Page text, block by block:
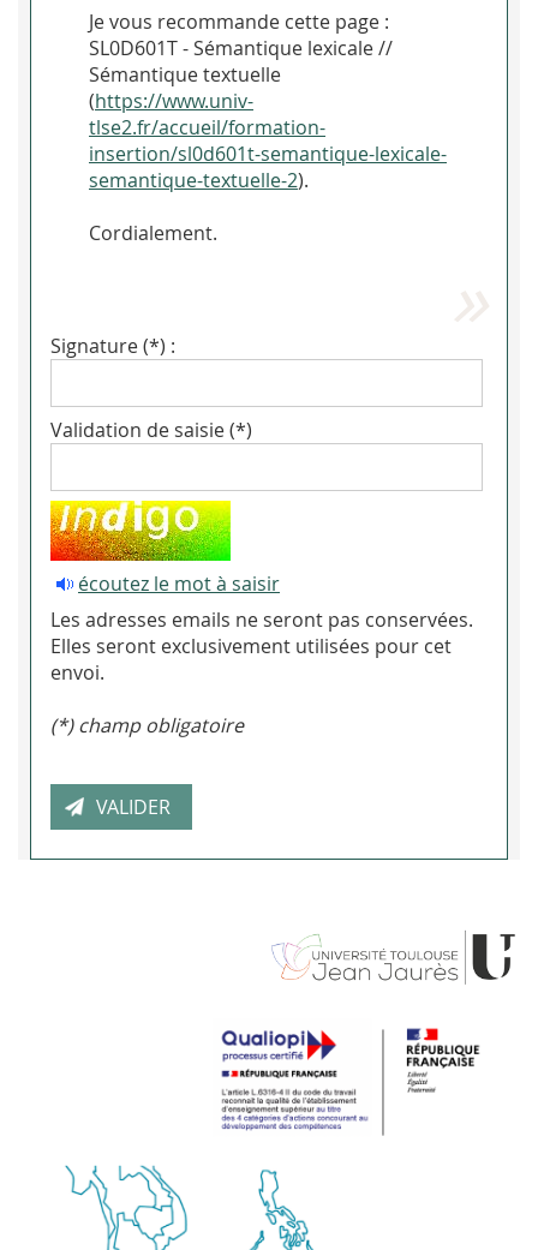
Je vous recommande cette page :
SL0D601T - Sémantique lexicale //
Sémantique textuelle
(https://www.univ-
tlse2.fr/accueil/formation-
insertion/sl0d601t-semantique-lexicale-
semantique-textuelle-2).
Cordialement.
Signature (*) :
Validation de saisie (*)
écoutez le mot à saisir
Les adresses emails ne seront pas conservées.
Elles seront exclusivement utilisées pour cet
envoi.
(*) champ obligatoire